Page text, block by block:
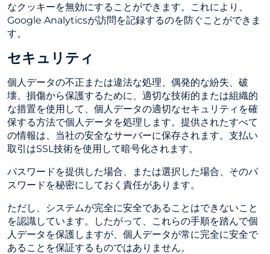
なクッキーを無効にすることができます。これにより、
Google Analyticsが訪問を記録するのを防ぐことができま
す。
セキュリティ
個人データの不正または違法な処理、偶発的な紛失、破
壊、損傷から保護するために、適切な技術的または組織的
な措置を使用して、個人データの適切なセキュリティを確
保する方法で個人データを処理します。提供されたすべて
の情報は、当社の安全なサーバーに保存されます。支払い
取引はSSL技術を使用して暗号化されます。
パスワードを提供した場合、または選択した場合、そのパ
スワードを秘密にしておく責任があります。
ただし、システムが完全に安全であることはできないこと
を認識しています。したがって、これらの手順を踏んで個
人データを保護しますが、個人データが常に完全に安全で
あることを保証するものではありません。